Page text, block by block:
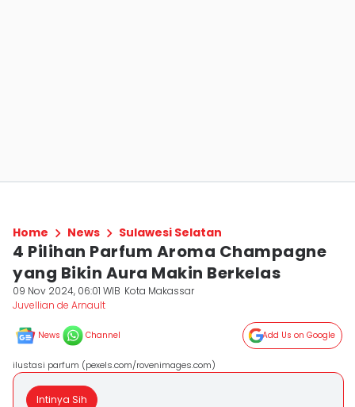
Home News Sulawesi Selatan
4 Pilihan Parfum Aroma Champagne
yang Bikin Aura Makin Berkelas
09 Nov 2024, 06:01 WIB Kota Makassar
Juvellian de Arnault
News Channel Add Us on Google
ilustasi parfum (pexels.com/rovenimages.com)
Intinya Sih